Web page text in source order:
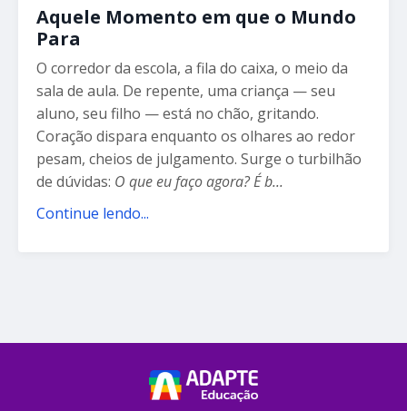
Aquele Momento em que o Mundo
Para
O corredor da escola, a fila do caixa, o meio da
sala de aula. De repente, uma criança — seu
aluno, seu filho — está no chão, gritando.
Coração dispara enquanto os olhares ao redor
pesam, cheios de julgamento. Surge o turbilhão
de dúvidas: O que eu faço agora? É b...
Continue lendo...